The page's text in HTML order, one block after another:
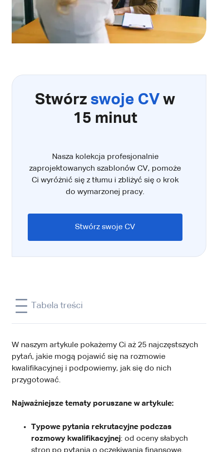
Stwórz swoje CV w
15 minut
Nasza kolekcja profesjonalnie
zaprojektowanych szablonów CV, pomoże
Ci wyróżnić się z tłumu i zbliżyć się o krok
do wymarzonej pracy.
Stwórz swoje CV
Tabela treści
W naszym artykule pokażemy Ci aż 25 najczęstszych
pytań, jakie mogą pojawić się na rozmowie
kwalifikacyjnej i podpowiemy, jak się do nich
przygotować.
Najważniejsze tematy poruszane w artykule:
Typowe pytania rekrutacyjne podczas
rozmowy kwalifikacyjnej: od oceny słabych